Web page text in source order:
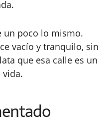
un poco lo mismo.
vacío y tranquilo, sin
que esa calle es un